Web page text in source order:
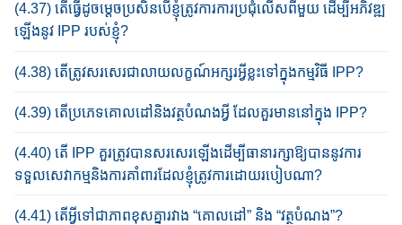
(4.37) តើ​ធ្វើដូចម្តេច​ប្រ​សិន​បើ​ខ្ញុំ​ត្រូវការ​ការ​ប្រ​ជុំ​លើស​ពី​មួយ​ ដើម្បី​អភិវឌ្ឍ​
ឡើង​នូវ IPP របស់ខ្ញុំ?​
(4.38) តើ​ត្រូវសរសេរ​ជាលាយលក្ខណ៍​អក្សរ​​អ្វីខ្លះ​ទៅក្នុង​​កម្មវិធី IPP?
(4.39) តើប្រភេទគោលដៅនិង​វត្ថបំណង​អ្វី​​​ ដែលគួរ​មាន​នៅក្នុង IPP?
(4.40) តើ​ IPP គួរ​ត្រូវ​បាន​សរសេរឡើង​ដើម្បី​​ធានារក្សាឱ្យ​បាន​នូវ​ការ
ទទួល​សេវាក​ម្ម​និង​ការ​គាំពារ​ដែល​ខ្ញុំត្រូវការ​ដោយ​របៀបណា?​
(4.41) តើ​អ្វី​ទៅ​ជា​ភាព​ខុសគ្នា​រវាង “គោលដៅ” និង​ “វត្ថុបំណង”?